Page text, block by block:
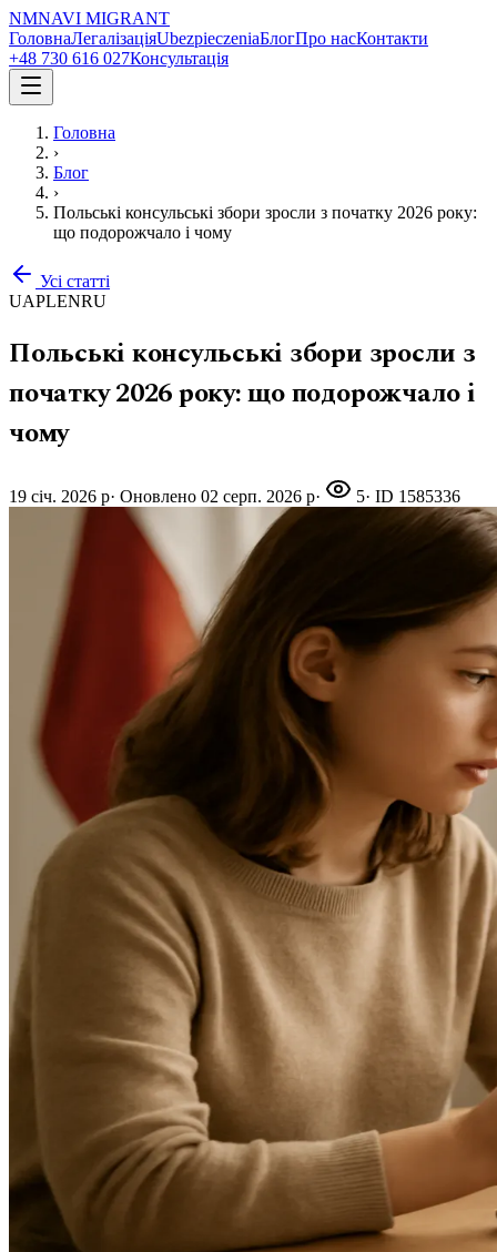
NMNAVI MIGRANT
ГоловнаЛегалізаціяUbezpieczeniaБлогПро насКонтакти
+48 730 616 027Консультація
Головна
›
Блог
›
Польські консульські збори зросли з початку 2026 року:
що подорожчало і чому
Усі статті
UAPLENRU
Польські консульські збори зросли з
початку 2026 року: що подорожчало і
чому
19 січ. 2026 р· Оновлено 02 серп. 2026 р· 5· ID 1585336